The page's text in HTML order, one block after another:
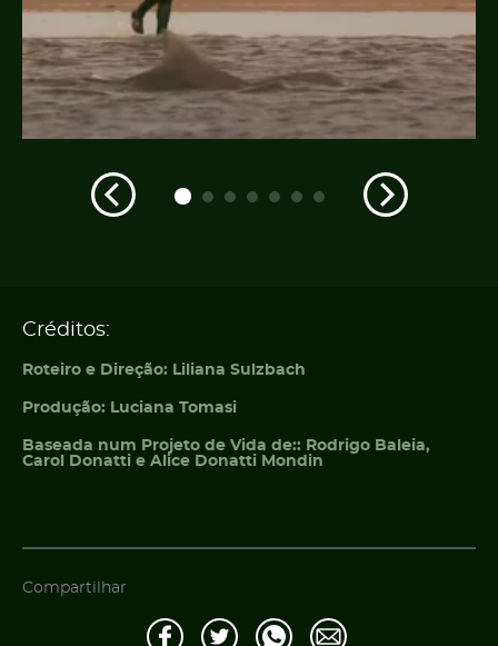
Créditos:
Roteiro e Direção: Liliana Sulzbach
Produção: Luciana Tomasi
Baseada num Projeto de Vida de:: Rodrigo Baleia,
Carol Donatti e Alice Donatti Mondin
Compartilhar